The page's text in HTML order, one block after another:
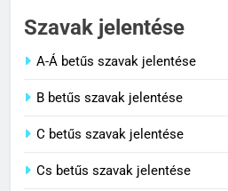
C BETŰS
C BETŰS
Szavak jelentése
A-Á betűs szavak jelentése
B betűs szavak jelentése
C betűs szavak jelentése
Cs betűs szavak jelentése